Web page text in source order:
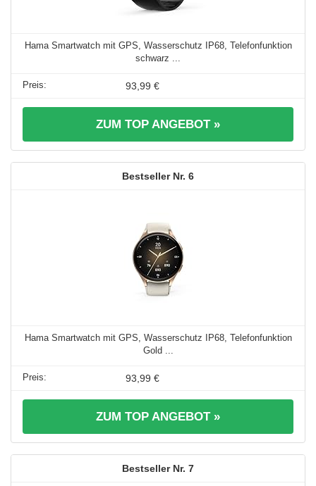
Hama Smartwatch mit GPS, Wasserschutz IP68, Telefonfunktion
schwarz ...
93,99 €
ZUM TOP ANGEBOT »
6
Hama Smartwatch mit GPS, Wasserschutz IP68, Telefonfunktion
Gold ...
93,99 €
ZUM TOP ANGEBOT »
7